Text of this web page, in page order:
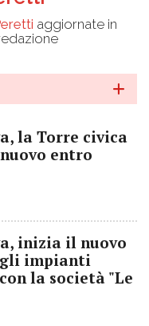
aggiornate in
la Torre civica
entro
inizia il nuovo
impianti
la società "Le